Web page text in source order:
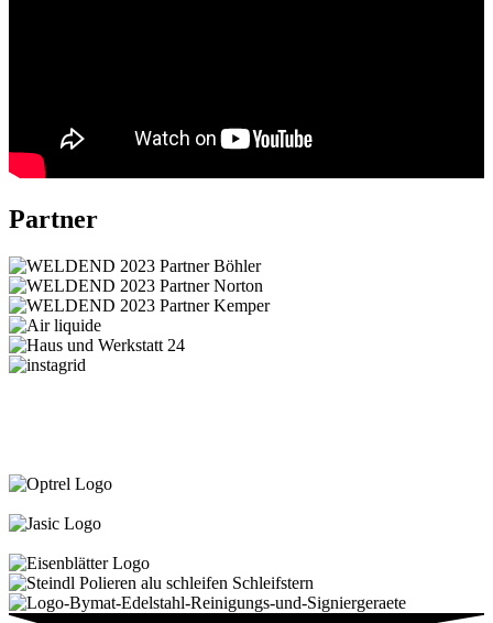
Partner